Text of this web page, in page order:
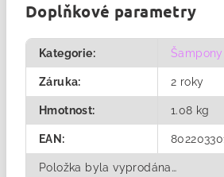
Doplňkové parametry
Kategorie: Šampony
Záruka: 2 roky
Hmotnost: 1.08 kg
EAN :
Položka byla vyprodána…